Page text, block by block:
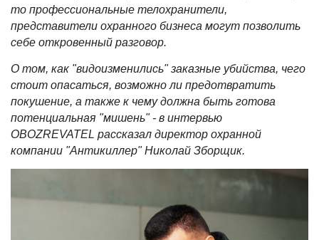
то профессиональные телохранители,
представители охранного бизнеса могут позволить
себе откровенный разговор.
О том, как "видоизменились" заказные убийства, чего
стоит опасаться, возможно ли предотвратить
покушение, а также к чему должна быть готова
потенциальная "мишень" - в интервью
OBOZREVATEL рассказал директор охранной
компании "Антикиллер" Николай Зборщик.